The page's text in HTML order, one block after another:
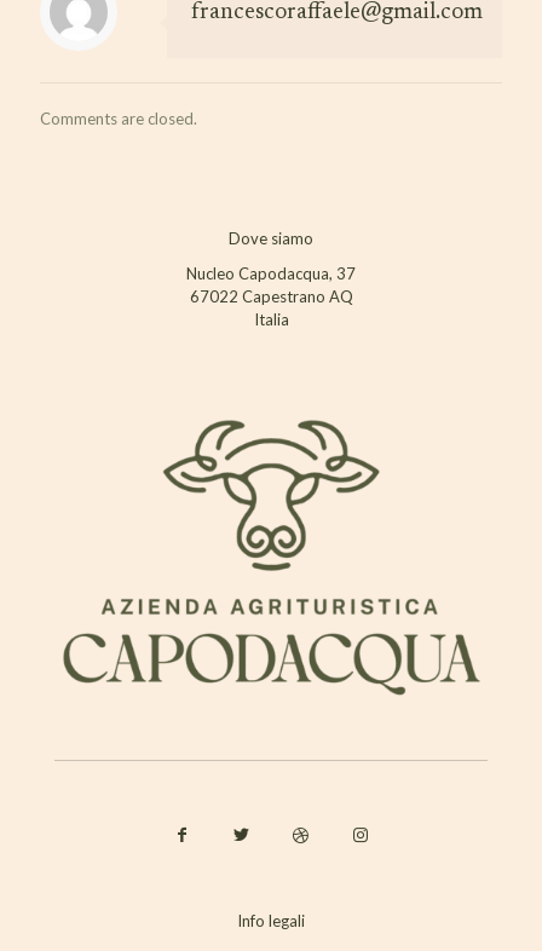
francescoraffaele@gmail.com
Comments are closed.
Dove siamo
Nucleo Capodacqua, 37
67022 Capestrano AQ
Italia
Info legali